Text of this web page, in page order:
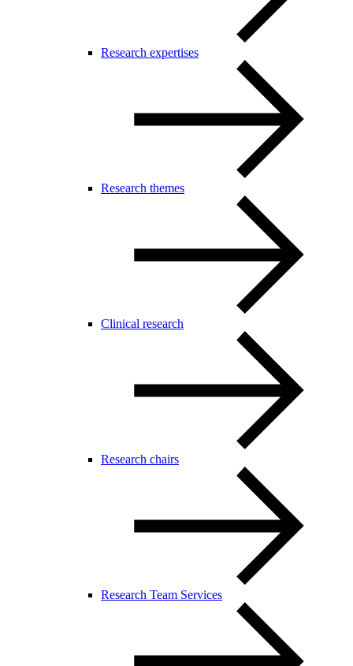
Research expertises
Research themes
Clinical research
Research chairs
Research Team Services